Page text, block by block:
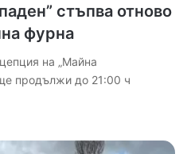
стъпва отново
фурна
на „Майна
продължи до 21:00 ч